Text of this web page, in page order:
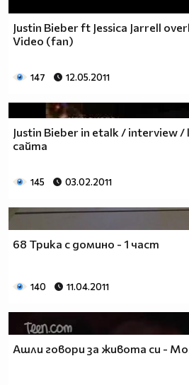
Justin Bieber ft Jessica Jarrell
Video (fan)
147 12.05.2011
Justin Bieber in etalk / interview
сайта
145 03.02.2011
68 Трика с домино - 1 част
140 11.04.2011
Ашли говори за живота си -